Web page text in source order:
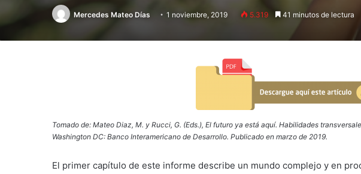
Mercedes Mateo Días 1 noviembre, 2019 5.319 41 minutos de lectura
Tomado de: Mateo Diaz, M. y Rucci, G. (Eds.), El futuro ya está aquí. Habilidades
Washington DC: Banco Interamericano de Desarrollo. Publicado en marzo de 2019.
El primer capítulo de este informe describe un mundo complejo y en